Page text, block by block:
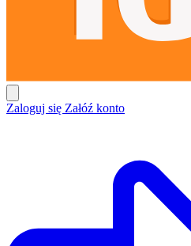
Zaloguj się Załóź konto